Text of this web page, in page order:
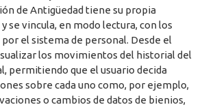
de Antigüedad tiene su propia
se vincula, en modo lectura, con los
el sistema de personal. Desde el
los movimientos del historial del
permitiendo que el usuario decida
sobre cada uno como, por ejemplo,
o cambios de datos de bienios,